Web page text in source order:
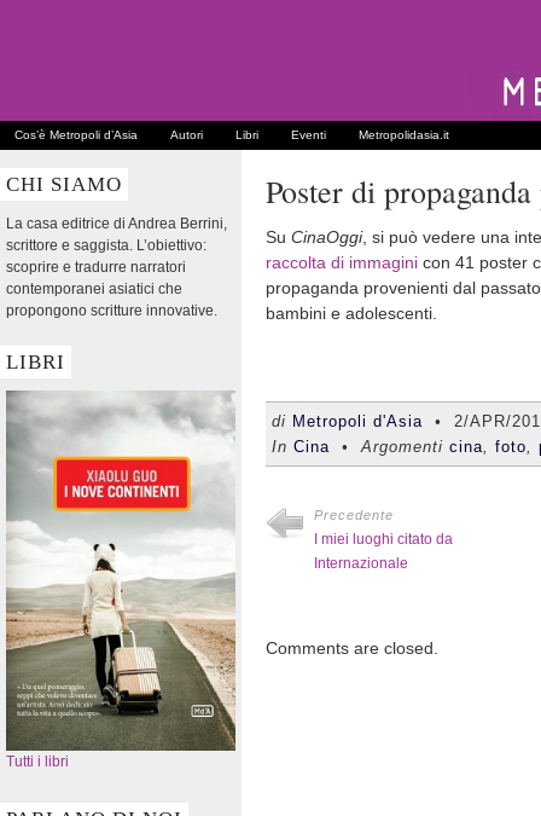
Cos’è Metropoli d’Asia Autori Libri Eventi Metropolidasia.it
CHI SIAMO
La casa editrice di Andrea Berrini,
scrittore e saggista. L’obiettivo:
scoprire e tradurre narratori
contemporanei asiatici che
propongono scritture innovative.
LIBRI
Tutti i libri
Poster di
Su CinaOggi, si può vedere una
raccolta di immagini con 41 poster
propaganda provenienti dal
bambini e adolescenti.
di Metropoli d'Asia • 2/APR/
In Cina • Argomenti cina, foto,
Precedente
I miei luoghi citato da
Internazionale
Comments are closed.